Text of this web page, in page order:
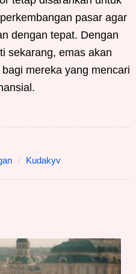
pasar agar
dengan tepat. Dengan
sekarang, emas akan
mereka yang mencari
Kudakyv